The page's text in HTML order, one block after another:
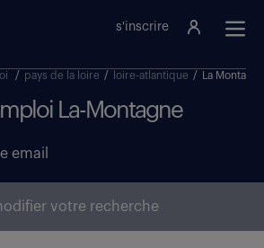
s'inscrire
/ pays de la loire / loire-atlantique / La
La-Montagne
email
votre recherche